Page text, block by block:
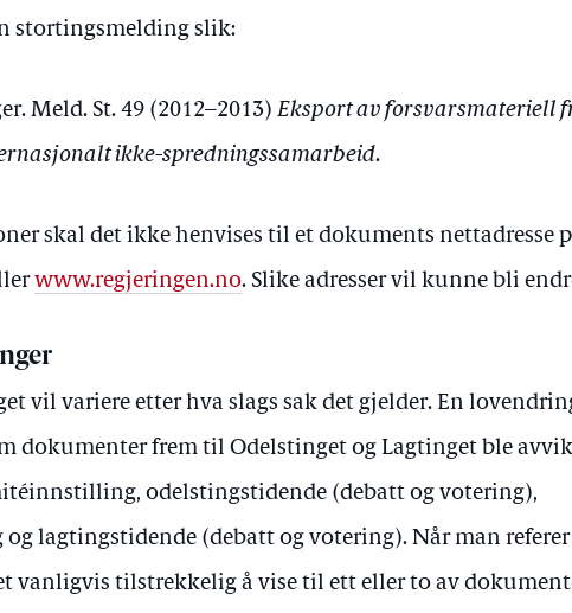
stortingsmelding slik:
Meld. St. 49 (2012–2013)Eksport av forsvarsmateriell
ikke-spredningssamarbeid.
skal det ikke henvises til et dokuments nettadresse
www.regjeringen.no. Slike adresser vil kunne bli
vil variere etter hva slags sak det gjelder. En
dokumenter frem til Odelstinget og Lagtinget ble
odelstingstidende (debatt og votering),
lagtingstidende (debatt og votering). Når man
vanligvis tilstrekkelig å vise til ett eller to av